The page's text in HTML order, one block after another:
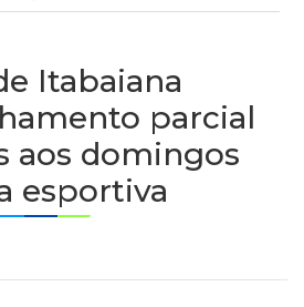
Itabaiana
parcial
aos domingos
esportiva